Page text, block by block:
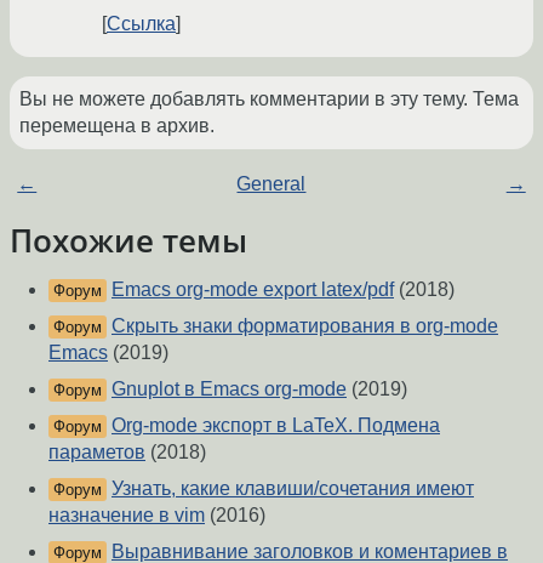
Ссылка
Вы не можете добавлять комментарии в эту тему. Тема
перемещена в архив.
← General →
Похожие темы
Форум Emacs org-mode export latex/pdf(2018)
Форум Скрыть знаки форматирования в org-mode
Emacs (2019)
Форум Gnuplot в Emacs org-mode (2019)
Форум Org-mode экспорт в LaTeX. Подмена
параметов (2018)
Форум Узнать, какие клавиши/сочетания имеют
назначение в vim (2016)
Форум
Выравнивание заголовков и коментариев в